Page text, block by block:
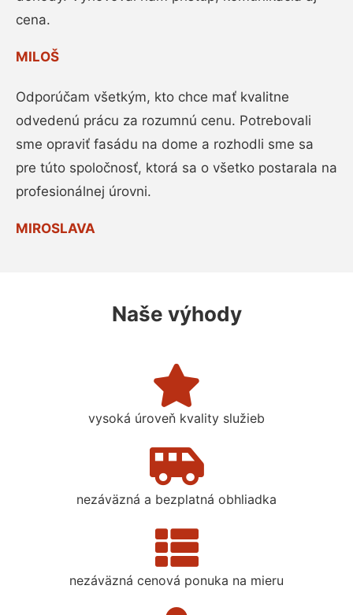
cena.
MILOŠ
Odporúčam všetkým, kto chce mať kvalitne
odvedenú prácu za rozumnú cenu. Potrebovali
sme opraviť fasádu na dome a rozhodli sme sa
pre túto spoločnosť, ktorá sa o všetko postarala na
profesionálnej úrovni.
MIROSLAVA
Naše výhody
vysoká úroveň kvality služieb
nezáväzná a bezplatná obhliadka
nezáväzná cenová ponuka na mieru